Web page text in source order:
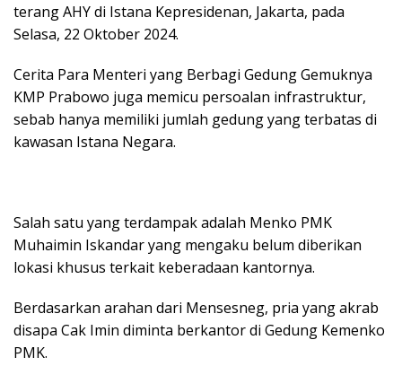
terang AHY di Istana Kepresidenan, Jakarta, pada
Selasa, 22 Oktober 2024.
Cerita Para Menteri yang Berbagi Gedung Gemuknya
KMP Prabowo juga memicu persoalan infrastruktur,
sebab hanya memiliki jumlah gedung yang terbatas di
kawasan Istana Negara.
Salah satu yang terdampak adalah Menko PMK
Muhaimin Iskandar yang mengaku belum diberikan
lokasi khusus terkait keberadaan kantornya.
Berdasarkan arahan dari Mensesneg, pria yang akrab
disapa Cak Imin diminta berkantor di Gedung Kemenko
PMK.